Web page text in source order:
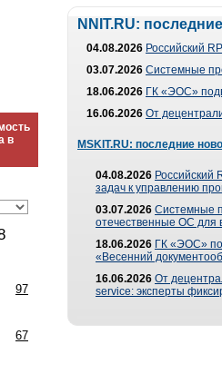
в
97
67
NNIT.RU:
04.08.2026 Российский
03.07.2026 Системные
18.06.2026 ГК «ЭОС»
16.06.2026 От
MSKIT.RU: последние
04.08.2026 Российский
задач к управлению
03.07.2026 Системные
отечественные ОС для
18.06.2026 ГК «ЭОС»
«Весенний
16.06.2026 От
service: эксперты